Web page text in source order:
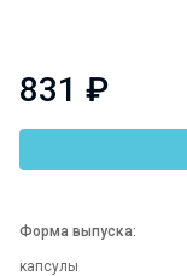
831 ₽
Форма выпуска:
капсулы